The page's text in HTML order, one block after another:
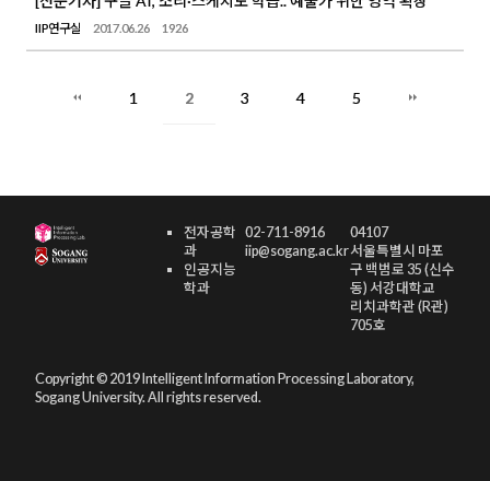
IIP연구실 2017.06.26 1926
1 2 3 4 5
전자공학
과
인공지능
학과
02-711-8916
iip@sogang.ac.kr
04107
서울특별시 마포
구 백범로 35 (신수
동) 서강대학교
리치과학관 (R관)
705호
Copyright © 2019 Intelligent Information Processing Laboratory,
Sogang University. All rights reserved.